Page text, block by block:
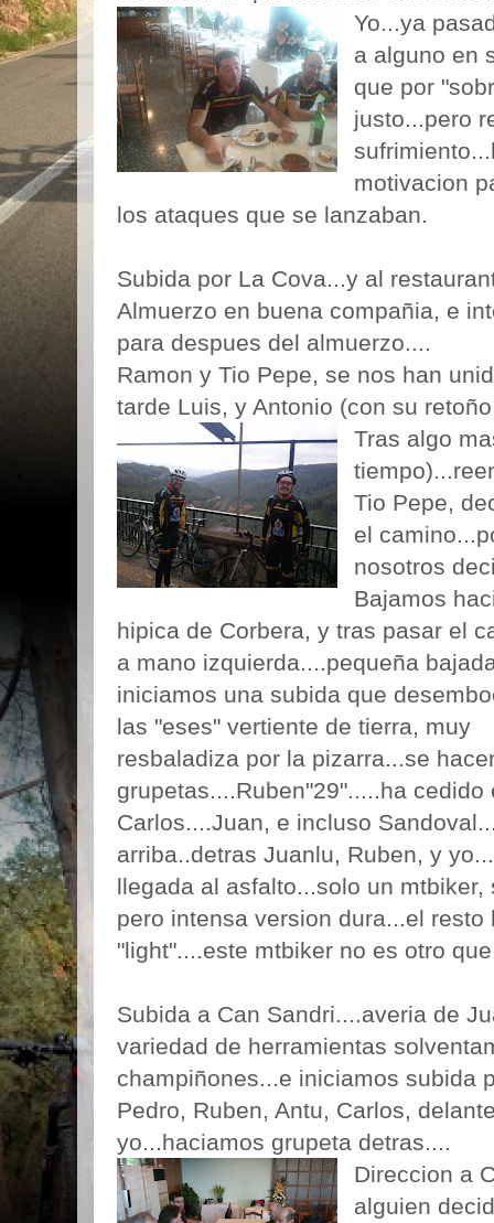
Yo...ya
a alguno en
que por
justo...pero
motivacion
los ataques que se lanzaban.
Subida por La Cova...y al
Almuerzo en buena compañia, e
para despues del almuerzo....
Ramon y Tio Pepe, se nos han
tarde Luis, y Antonio (con su
Tras algo
Tio Pepe,
el
nosotros
Bajamos
hipica de Corbera, y tras pasar el
a mano izquierda....pequeña
iniciamos una subida que
las "eses" vertiente de tierra, muy
resbaladiza por la pizarra...se
grupetas....Ruben"29".....ha
Carlos....Juan, e incluso
arriba..detras Juanlu, Ruben, y
llegada al asfalto...solo un
pero intensa version dura...el
"light"....este mtbiker no es otro
Subida a Can Sandri....averia de
variedad de herramientas
champiñones...e iniciamos subida
Pedro, Ruben, Antu, Carlos,
yo...haciamos grupeta detras....
Direccion a
alguien